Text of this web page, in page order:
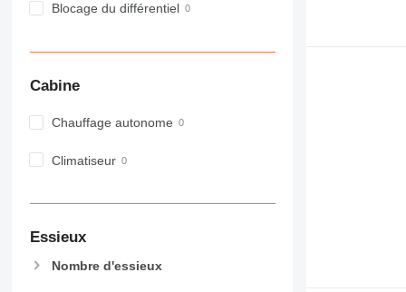
980
988
AP
CB
D series
GC
Blocage du différentiel
Cabine
Chauffage autonome
Climatiseur
Essieux
Nombre d'essieux